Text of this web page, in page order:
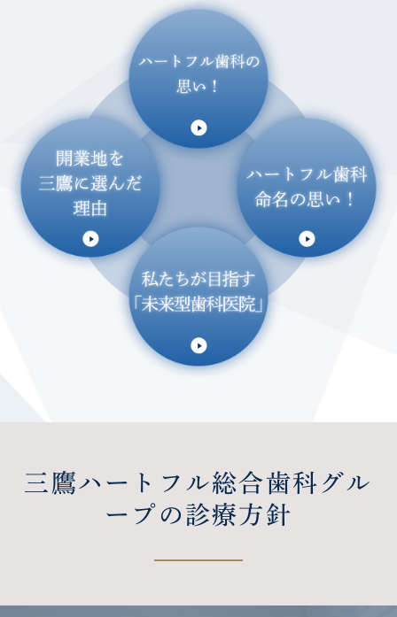
三鷹ハートフル総合歯科グル
ープの診療方針